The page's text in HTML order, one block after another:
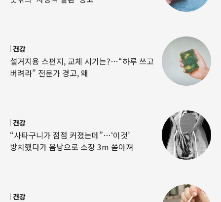
건강
설거지용 스펀지, 교체 시기는?…“하루 쓰고
버려라” 전문가 경고, 왜
건강
“사타구니가 점점 커졌는데”…‘이것’
방치했다가 음낭으로 소장 3m 쏟아져
건강